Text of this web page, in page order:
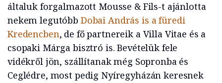
általuk forgalmazott Mousse & Fils-t ajánlotta
nekem legutóbb Dobai András is a füredi
Kredencben, de fő partnereik a Villa Vitae és a
csopaki Márga bisztró is. Bevételük fele
vidékről jön, szállítanak még Sopronba és
Ceglédre, most pedig Nyíregyházán keresnek